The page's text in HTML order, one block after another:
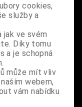
cookies,
služby a
jak ve svém
Díky tomu
a je schopná
může mít vliv
webem,
vám nabídku